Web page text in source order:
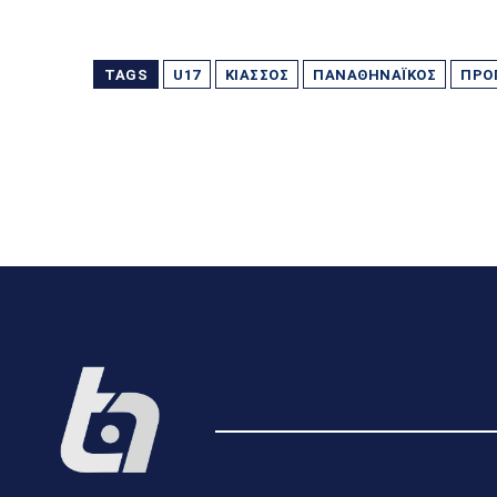
TAGS U17 ΚΙΆΣΣΟΣ ΠΑΝΑΘΗΝΑΪΚΌΣ